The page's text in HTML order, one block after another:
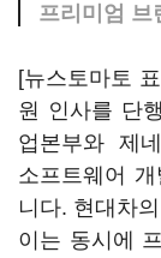
프리미엄 브
[뉴스토마토
원 인사를 단
업본부와 제
소프트웨어
니다. 현대차
이는 동시에